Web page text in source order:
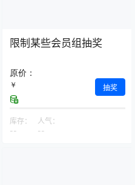
限制某些会员组抽奖
原价：
￥ 抽奖
库存：
--
人气：
--